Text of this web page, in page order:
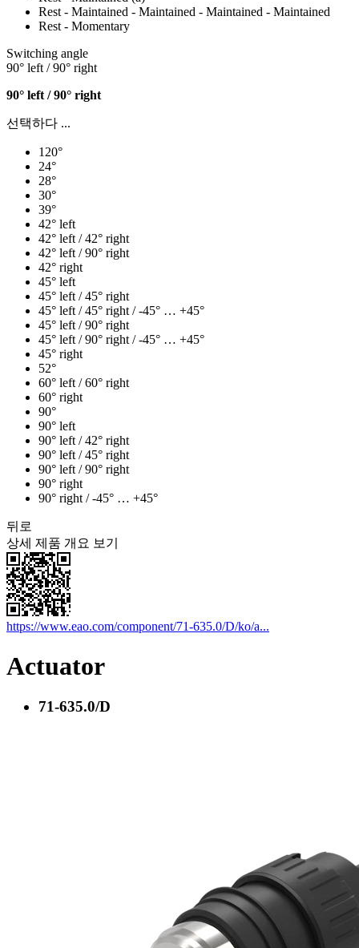
Rest - Maintained - Maintained - Maintained - Maintained
Rest - Momentary
Switching angle
90° left / 90° right
90° left / 90° right
선택하다 ...
120°
24°
28°
30°
39°
42° left
42° left / 42° right
42° left / 90° right
42° right
45° left
45° left / 45° right
45° left / 45° right / -45° … +45°
45° left / 90° right
45° left / 90° right / -45° … +45°
45° right
52°
60° left / 60° right
60° right
90°
90° left
90° left / 42° right
90° left / 45° right
90° left / 90° right
90° right
90° right / -45° … +45°
뒤로
상세 제품 개요 보기
https://www.eao.com/component/71-635.0/D/ko/a...
Actuator
71-635.0/D